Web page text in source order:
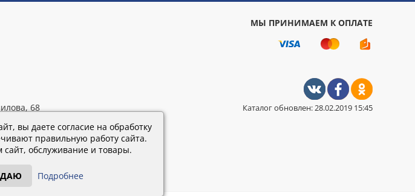
68
сб 9:00–16:00
МЫ ПРИНИМАЕМ К ОПЛАТЕ
Каталог обновлен: 28.02.2019 15:45
вы даете согласие на обработку
правильную работу сайта.
обслуживание и товары.
Подробнее